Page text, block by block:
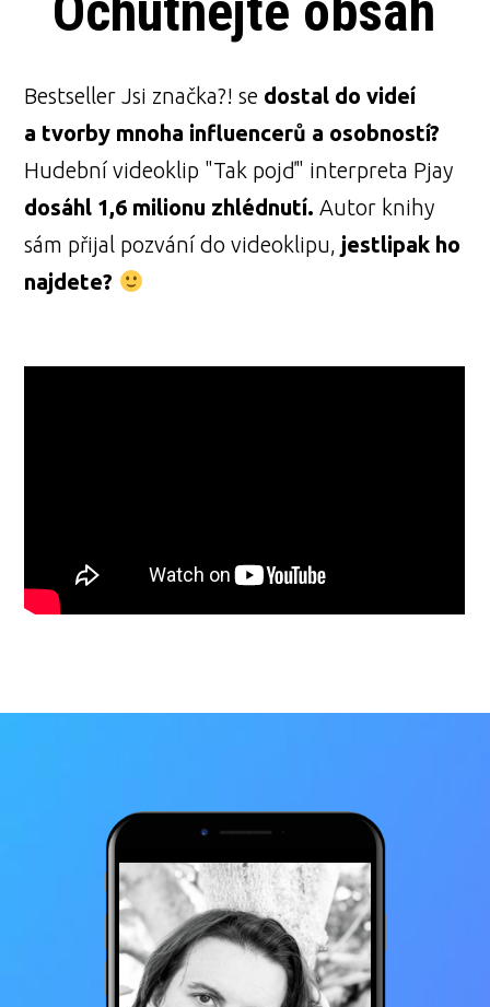
Bestseller Jsi značka?! se dostal do videí
a tvorby mnoha influencerů a osobností?
Hudební videoklip "Tak pojď" interpreta Pjay
dosáhl 1,6 milionu zhlédnutí. Autor knihy
sám přijal pozvání do videoklipu, jestlipak ho
najdete?